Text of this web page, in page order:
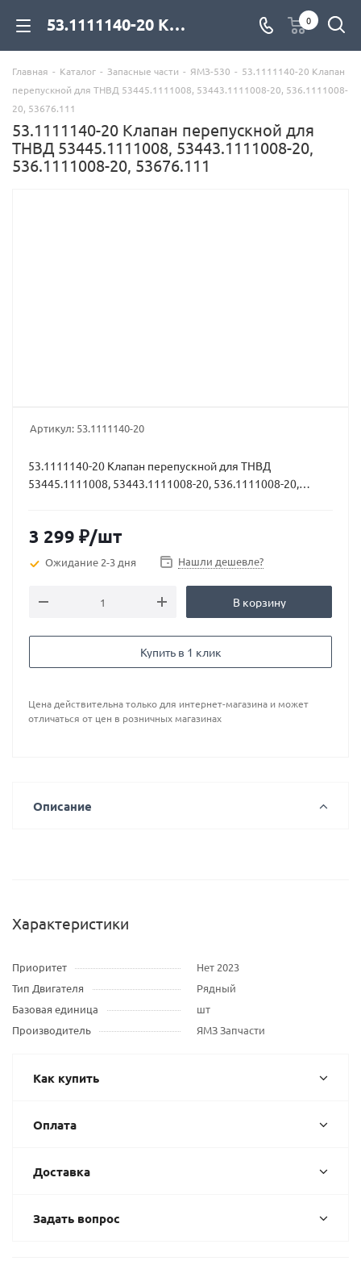
53.1111140-20 Клапан перепускной для ТНВД 53445.1111008, 53443.1111008-20, 536.1111008-20, 53676.111 для дизельных двигателей купить со склада с доставкой по цене официального дилера - компания Дизель Экспорт 0
Главная - Каталог - Запасные части - ЯМЗ-530 - 53.1111140-20 Клапан
перепускной для ТНВД 53445.1111008, 53443.1111008-20, 536.1111008-
20, 53676.111
53.1111140-20 Клапан перепускной для
ТНВД 53445.1111008, 53443.1111008-20,
536.1111008-20, 53676.111
Артикул: 53.1111140-20
53.1111140-20 Клапан перепускной для ТНВД
53445.1111008, 53443.1111008-20, 536.1111008-20,
3 299 ₽/шт
Ожидание 2-3 дня Нашли дешевле?
В корзину
Купить в 1 клик
Цена действительна только для интернет-магазина и может
отличаться от цен в розничных магазинах
Описание
Характеристики
Приоритет
Нет 2023
Тип Двигателя
Рядный
Базовая единица
шт
Производитель
ЯМЗ Запчасти
Как купить
Оплата
Доставка
Задать вопрос